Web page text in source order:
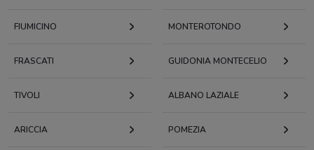
FIUMICINO MONTEROTONDO
FRASCATI GUIDONIA MONTECELIO
TIVOLI ALBANO LAZIALE
ARICCIA POMEZIA